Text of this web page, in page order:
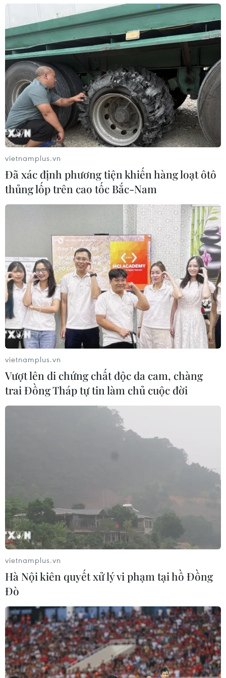
Italy bác tối hậu thư của Tây Ban Nha
về kiểm soát biên giới
08/08/2026 07:27
vietnamplus.vn
Đã xác định phương tiện khiến hàng loạt ôtô
thủng lốp trên cao tốc Bắc-Nam
vietnamplus.vn
Vượt lên di chứng chất độc da cam, chàng
trai Đồng Tháp tự tin làm chủ cuộc đời
vietnamplus.vn
Hà Nội kiên quyết xử lý vi phạm tại hồ Đồng
Đò